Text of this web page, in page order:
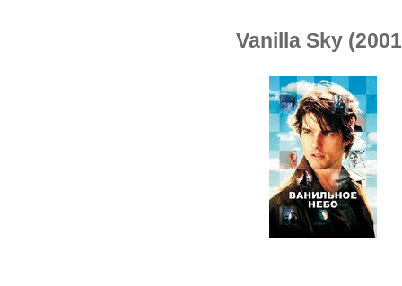
Vanilla Sky